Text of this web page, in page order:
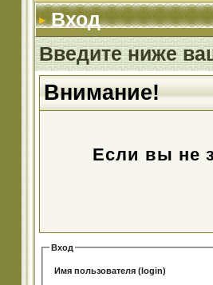
Вход
Введите ниже
Внимание!
Если вы не
Вход
Имя пользователя (login)